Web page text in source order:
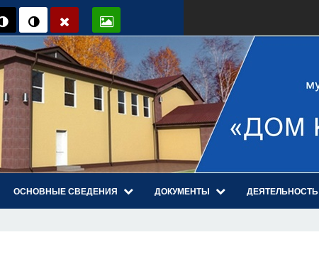
ОСНОВНЫЕ СВЕДЕНИЯ ДОКУМЕНТЫ ДЕЯТЕЛЬНОСТЬ